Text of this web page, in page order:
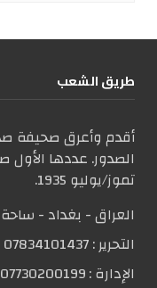
طریق الشعب
أقدم وأعرق صحيفة
تموز/يوليو 1935.
العراق - بغداد -
التحریر :07834101437
الإدارة :07730200199